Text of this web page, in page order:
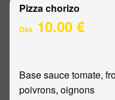
Pizza chorizo
Dès 10.00 €
Base sauce tomate,
poivrons, oignons